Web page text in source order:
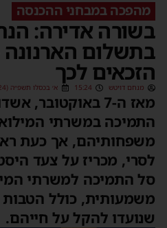
מהפכה במבחני ההכנסה
בשורה אדירה:
בתשלום
הזכאים לכך
מנחם דויטש 15:24 א׳ בכסלו תשפ״ה (02/12/2024)
מאז ה-7 באוקטובר,
התמיכה במשרתי
משפחותיהם, אך כעת
לסרי, מכריז על צעד
סל התמיכה למשרתי
משמעותית, כולל
שנועדו להקל על חייהם.